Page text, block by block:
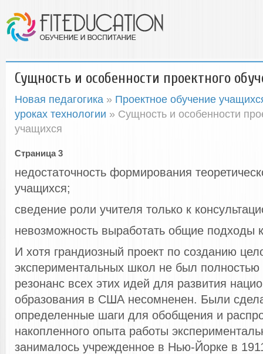
Сущность и особенности проектного
Новая педагогика » Проектное обучение
уроках технологии » Сущность и особенности
учащихся
Страница 3
недостаточность формирования
учащихся;
сведение роли учителя только к
невозможность выработать общие подходы
И хотя грандиозный проект по созданию
экспериментальных школ не был полностью
резонанс всех этих идей для развития
образования в США несомненен. Были
определенные шаги для обобщения и
накопленного опыта работы
занималось учрежденное в Нью-Йорке в